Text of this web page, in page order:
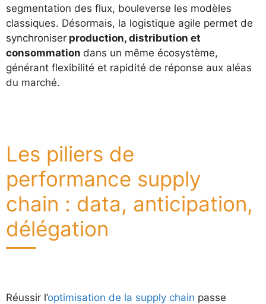
segmentation des flux, bouleverse les modèles
classiques. Désormais, la logistique agile permet de
synchroniser production, distribution et
consommation dans un même écosystème,
générant flexibilité et rapidité de réponse aux aléas
du marché.
Les piliers de
performance supply
chain : data, anticipation,
délégation
Réussir l’optimisation de la supply chain passe